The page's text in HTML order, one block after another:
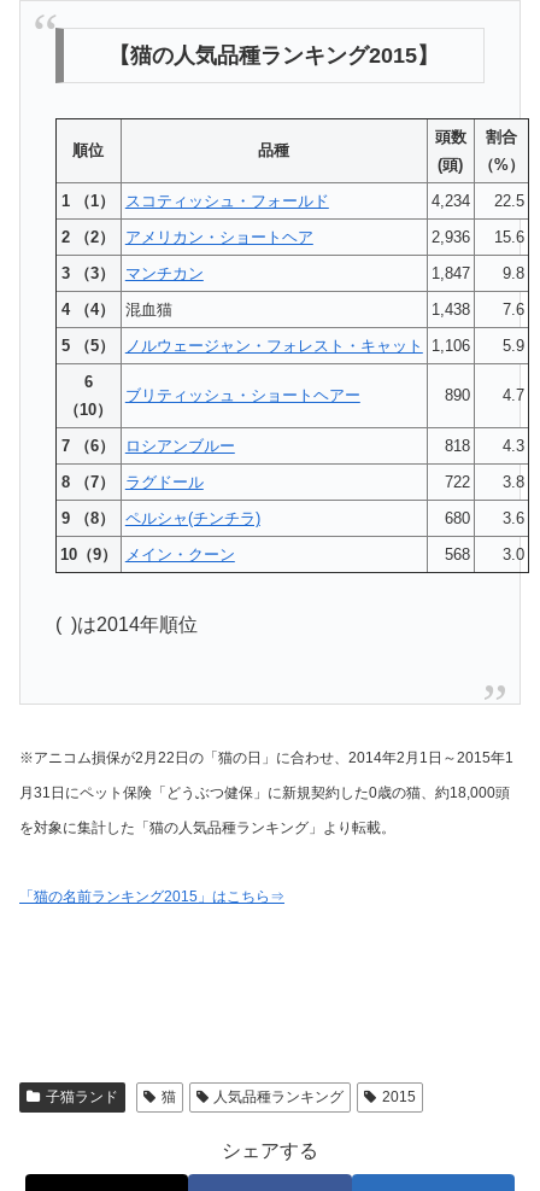
【猫の人気品種ランキング2015】
順位 品種
頭数
(頭)
割合
（%）
1 （1）
スコティッシュ・フォールド 4,234
22.5
2 （2）
アメリカン・ショートヘア 2,936
15.6
3 （3）
マンチカン 1,847
9.8
4 （4）
混血猫 1,438
7.6
5 （5）
ノルウェージャン・フォレスト・キャット 1,106
5.9
6
（10）
ブリティッシュ・ショートヘアー 890 4.7
7 （6） ロシアンブルー 818
4.3
8 （7）
ラグドール 722
3.8
9 （8）
ペルシャ(チンチラ) 680
3.6
10（9）
メイン・クーン 568 3.0
( )は2014年順位
※アニコム損保が2月22日の「猫の日」に合わせ、2014年2月1日～2015年1
月31日にペット保険「どうぶつ健保」に新規契約した0歳の猫、約18,000頭
を対象に集計した「猫の人気品種ランキング」より転載。
「猫の名前ランキング2015」はこちら⇒
子猫ランド 猫 人気品種ランキング 2015
シェアする